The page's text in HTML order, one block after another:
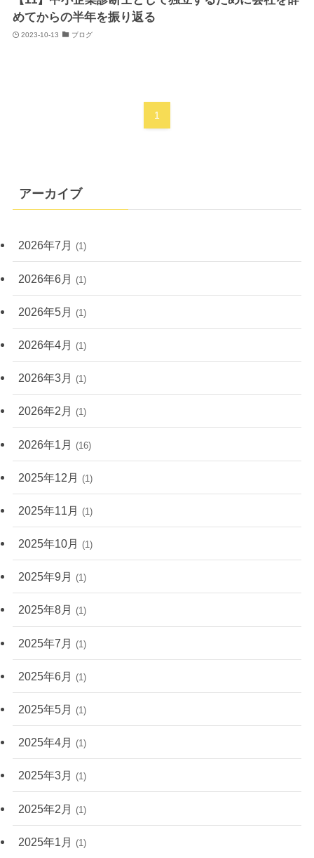
めてからの半年を振り返る
2023-10-13 ブログ
1
アーカイブ
2026年7月 (1)
2026年6月 (1)
2026年5月 (1)
2026年4月 (1)
2026年3月 (1)
2026年2月 (1)
2026年1月 (16)
2025年12月 (1)
2025年11月 (1)
2025年10月 (1)
2025年9月 (1)
2025年8月 (1)
2025年7月 (1)
2025年6月 (1)
2025年5月 (1)
2025年4月 (1)
2025年3月 (1)
2025年2月 (1)
2025年1月 (1)